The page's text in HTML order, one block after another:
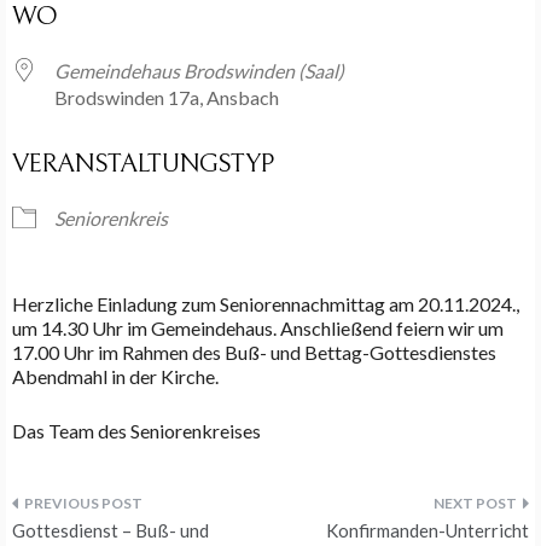
WO
Gemeindehaus Brodswinden (Saal)
Brodswinden 17a, Ansbach
VERANSTALTUNGSTYP
Seniorenkreis
Herzliche Einladung zum Seniorennachmittag am 20.11.2024.,
um 14.30 Uhr im Gemeindehaus. Anschließend feiern wir um
17.00 Uhr im Rahmen des Buß- und Bettag-Gottesdienstes
Abendmahl in der Kirche.
Das Team des Seniorenkreises
Beitragsnavigation
Gottesdienst – Buß- und
Konfirmanden-Unterricht